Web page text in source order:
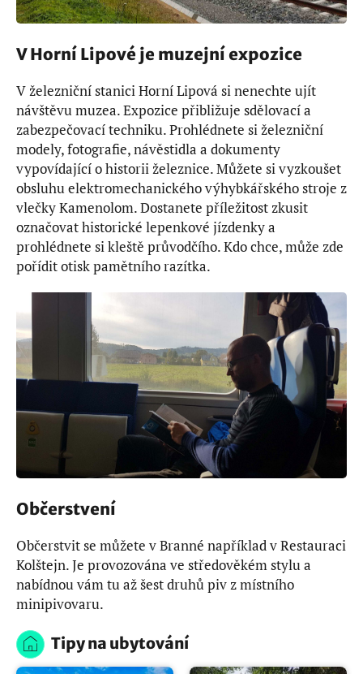
V Horní Lipové je muzejní expozice
V železniční stanici Horní Lipová si nenechte ujít
návštěvu muzea. Expozice přibližuje sdělovací a
zabezpečovací techniku. Prohlédnete si železniční
modely, fotografie, návěstidla a dokumenty
vypovídající o historii železnice. Můžete si vyzkoušet
obsluhu elektromechanického výhybkářského stroje z
vlečky Kamenolom. Dostanete příležitost zkusit
označovat historické lepenkové jízdenky a
prohlédnete si kleště průvodčího. Kdo chce, může zde
pořídit otisk pamětního razítka.
Občerstvení
Občerstvit se můžete v Branné například v Restauraci
Kolštejn. Je provozována ve středověkém stylu a
nabídnou vám tu až šest druhů piv z místního
minipivovaru.
Tipy na ubytování